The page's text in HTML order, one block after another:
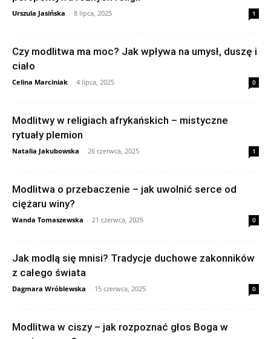
Urszula Jasińska - 8 lipca, 2025 1
Czy modlitwa ma moc? Jak wpływa na umysł, duszę i
ciało
Celina Marciniak - 4 lipca, 2025 0
Modlitwy w religiach afrykańskich – mistyczne
rytuały plemion
Natalia Jakubowska - 26 czerwca, 2025 1
Modlitwa o przebaczenie – jak uwolnić serce od
ciężaru winy?
Wanda Tomaszewska - 21 czerwca, 2025 0
Jak modlą się mnisi? Tradycje duchowe zakonników
z całego świata
Dagmara Wróblewska - 15 czerwca, 2025 0
Modlitwa w ciszy – jak rozpoznać głos Boga w